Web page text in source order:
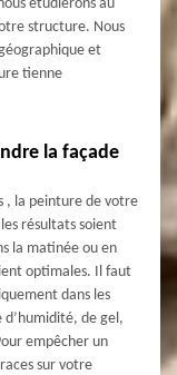
étudierons au
structure. Nous
et
tienne
la façade
, la peinture de votre
résultats soient
la matinée ou en
optimales. Il faut
dans les
d’humidité, de gel,
empêcher un
sur votre